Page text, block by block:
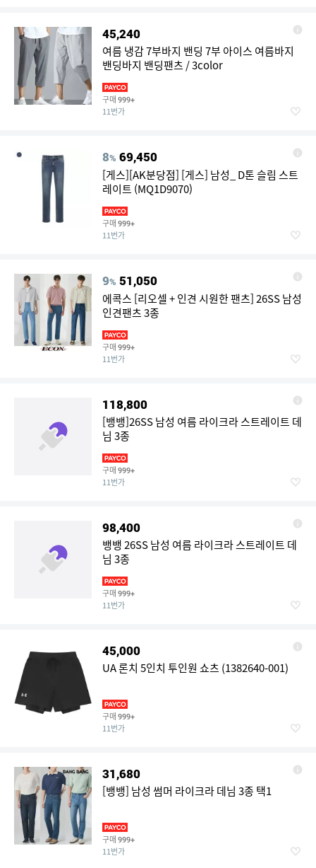
45,240
여름 냉감 7부바지 밴딩 7부 아이스 여름바지
밴딩바지 밴딩팬츠 / 3color
구매 999+
11번가
8% 69,450
[게스][AK분당점] [게스] 남성_ D톤 슬림 스트
레이트 (MQ1D9070)
구매 999+
11번가
9% 51,050
에콕스 [리오셀 + 인견 시원한 팬츠] 26SS 남성
인견팬츠 3종
구매 999+
11번가
118,800
[뱅뱅]26SS 남성 여름 라이크라 스트레이트 데
님 3종
구매 999+
11번가
98,400
뱅뱅 26SS 남성 여름 라이크라 스트레이트 데
님 3종
구매 999+
11번가
45,000
UA 론치 5인치 투인원 쇼츠 (1382640-001)
구매 999+
11번가
31,680
[뱅뱅] 남성 썸머 라이크라 데님 3종 택1
구매 999+
11번가